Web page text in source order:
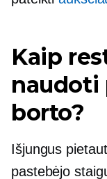
Kaip
naudoti
borto?
Išjungus
pastebėjo